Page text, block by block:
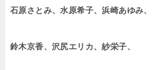
石原さとみ、水原希子、浜崎あゆみ、
鈴木京香、沢尻エリカ、紗栄子、